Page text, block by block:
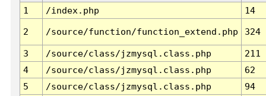
1
/index.php 14
2 /source/function/function_extend.php 324
3 /source/class/jzmysql.class.php
211
4
/source/class/jzmysql.class.php
62
5
/source/class/jzmysql.class.php
94